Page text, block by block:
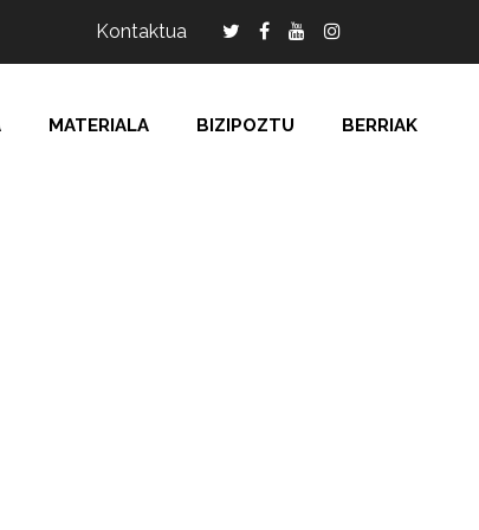
Kontaktua
MATERIALA BIZIPOZTU BERRIAK